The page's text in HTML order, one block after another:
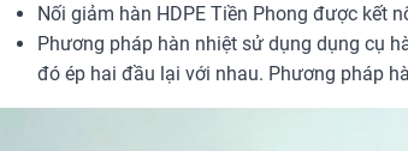
Nối giảm hàn HDPE Tiền Phong được kết
Phương pháp hàn nhiệt sử dụng dụng cụ
đó ép hai đầu lại với nhau. Phương pháp